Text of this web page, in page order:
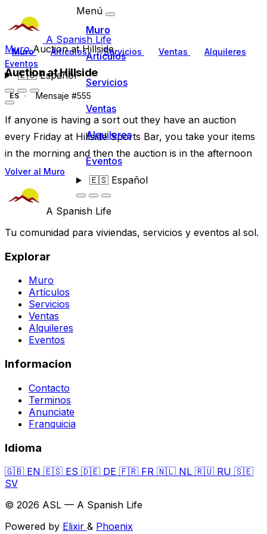
A Spanish Life
Muro Artículos Servicios Ventas
Alquileres
Eventos
🇪🇸Español
Menú
Muro
Artículos
Servicios
Ventas
Alquileres
Eventos
🇪🇸Español
MuroAuction at Hillside
Auction at Hillside
ES Mensaje #555
If anyone is having a sort out they have an auction
every Friday at Hillside Sports Bar, you take your items
in the morning and then the auction is in the afternoon
Volver al Muro
A Spanish Life
Tu comunidad para viviendas, servicios y eventos al sol.
Explorar
Muro
Artículos
Servicios
Ventas
Alquileres
Eventos
Informacion
Contacto
Terminos
Anunciate
Franquicia
Idioma
🇬🇧 EN 🇪🇸 ES 🇩🇪 DE 🇫🇷 FR 🇳🇱 NL 🇷🇺 RU 🇸🇪
SV
© 2026 ASL — A Spanish Life
Powered by Elixir & Phoenix